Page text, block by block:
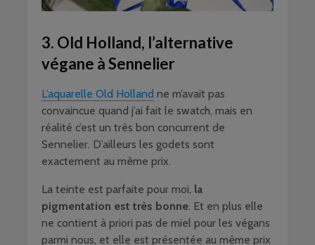
3. Old Holland, l’alternative
végane à Sennelier
L’aquarelle Old Holland ne m’avait pas
convaincue quand j’ai fait le swatch, mais en
réalité c’est un très bon concurrent de
Sennelier. D’ailleurs les godets sont
exactement au même prix.
La teinte est parfaite pour moi, la
pigmentation est très bonne. Et en plus elle
ne contient à priori pas de miel pour les végans
parmi nous, et elle est présentée au même prix